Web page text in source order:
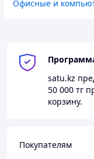
Офисные и
satu.kz
50 000 тг
корзину.
Покупателям